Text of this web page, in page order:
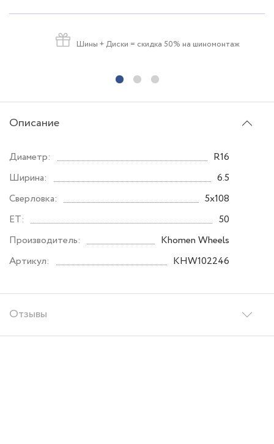
Шины + Диски = скидка 50% на шиномонтаж
Описание
Отзывы
Диаметр:
R16
Ширина:
6.5
Сверловка:
5x108
ET:
50
Производитель:
Khomen Wheels
Артикул:
KHW102246